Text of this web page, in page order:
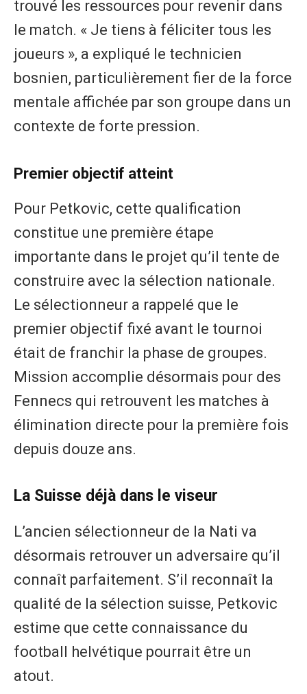
trouvé les ressources pour revenir dans
le match. « Je tiens à féliciter tous les
joueurs », a expliqué le technicien
bosnien, particulièrement fier de la force
mentale affichée par son groupe dans un
contexte de forte pression.
Premier objectif atteint
Pour Petkovic, cette qualification
constitue une première étape
importante dans le projet qu’il tente de
construire avec la sélection nationale.
Le sélectionneur a rappelé que le
premier objectif fixé avant le tournoi
était de franchir la phase de groupes.
Mission accomplie désormais pour des
Fennecs qui retrouvent les matches à
élimination directe pour la première fois
depuis douze ans.
La Suisse déjà dans le viseur
L’ancien sélectionneur de la Nati va
désormais retrouver un adversaire qu’il
connaît parfaitement. S’il reconnaît la
qualité de la sélection suisse, Petkovic
estime que cette connaissance du
football helvétique pourrait être un
atout.